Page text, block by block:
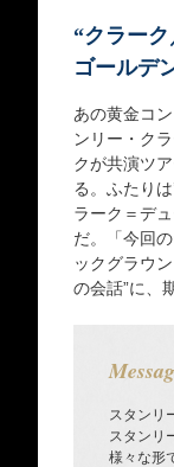
“クラー
ゴールデ
あの黄金コ
ンリー・ク
クが共演ツ
る。ふたり
ラーク＝デ
だ。「今回
ックグラウ
の会話”に、
スタンリ
スタンリ
様々な形